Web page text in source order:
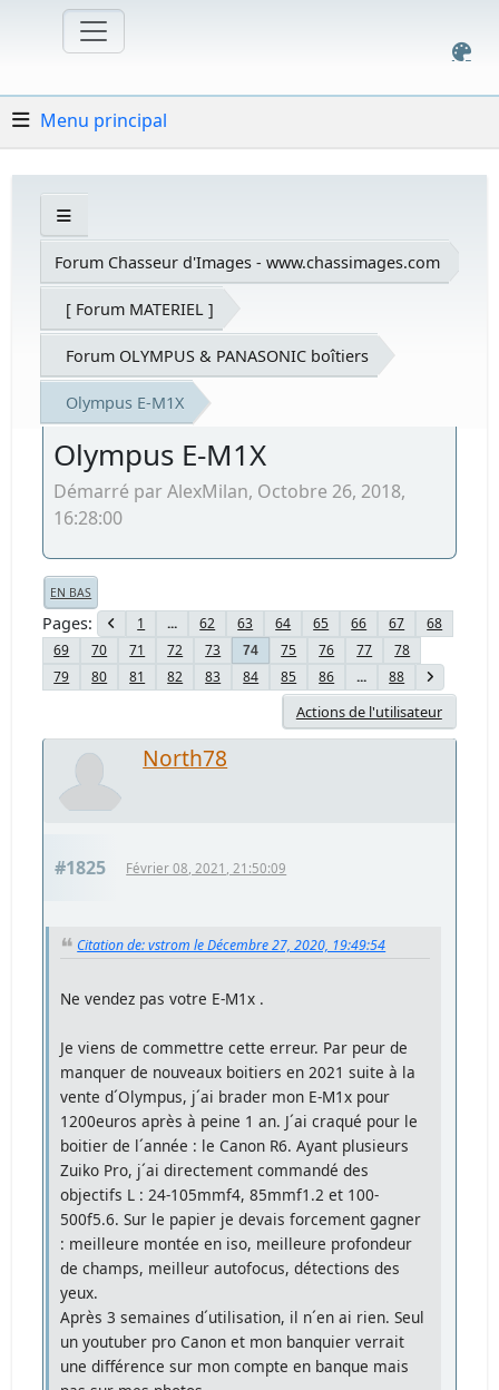
Menu principal
Forum Chasseur d'Images - www.chassimages.com
[ Forum MATERIEL ]
Forum OLYMPUS & PANASONIC boîtiers
Olympus E-M1X
Olympus E-M1X
Démarré par AlexMilan, Octobre 26, 2018,
16:28:00
EN BAS
Pages 1 ... 62 63 64 65 66 67
68
69
70 71 72 73 74 75 76 77
78
79
80 81 82 83 84 85 86 ... 88
Actions de l'utilisateur
North78
#1825 Février 08, 2021, 21:50:09
Citation de: vstrom le Décembre 27, 2020, 19:49:54
Ne vendez pas votre E-M1x .
Je viens de commettre cette erreur. Par peur de
manquer de nouveaux boitiers en 2021 suite à la
vente d´Olympus, j´ai brader mon E-M1x pour
1200euros après à peine 1 an. J´ai craqué pour le
boitier de l´année : le Canon R6. Ayant plusieurs
Zuiko Pro, j´ai directement commandé des
objectifs L : 24-105mmf4, 85mmf1.2 et 100-
500f5.6. Sur le papier je devais forcement gagner
: meilleure montée en iso, meilleure profondeur
de champs, meilleur autofocus, détections des
yeux.
Après 3 semaines d´utilisation, il n´en ai rien. Seul
un youtuber pro Canon et mon banquier verrait
une différence sur mon compte en banque mais